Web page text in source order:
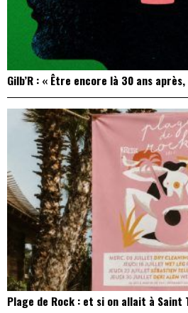
Gilb’R : « Être encore là 30 ans
Plage de Rock : et si on allait à Saint